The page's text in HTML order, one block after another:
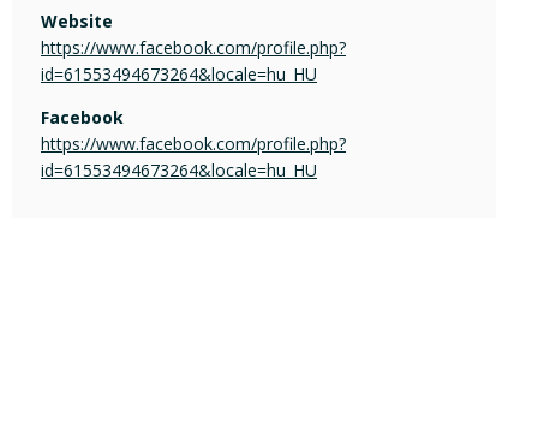
Website
https://www.facebook.com/profile.php?
id=61553494673264&locale=hu_HU
Facebook
https://www.facebook.com/profile.php?
id=61553494673264&locale=hu_HU